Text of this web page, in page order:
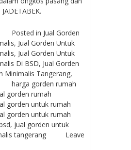
Posted in Jual Gorden
, Jual Gorden Untuk
, Jual Gorden Untuk
Di BSD, Jual Gorden
Minimalis Tangerang,
harga gorden rumah
gorden rumah
gorden untuk rumah
gorden untuk rumah
, jual gorden untuk
tangerang
Leave